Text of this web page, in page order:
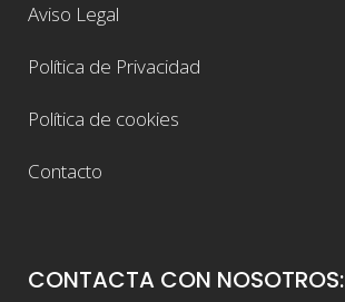
Aviso Legal
Política de Privacidad
Política de cookies
Contacto
CONTACTA CON NOSOTROS: